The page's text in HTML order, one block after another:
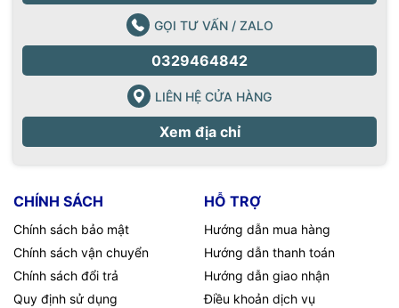
GỌI TƯ VẤN / ZALO
0329464842
LIÊN HỆ CỬA HÀNG
Xem địa chỉ
CHÍNH SÁCH
Chính sách bảo mật
Chính sách vận chuyển
Chính sách đổi trả
Quy định sử dụng
HỖ TRỢ
Hướng dẫn mua hàng
Hướng dẫn thanh toán
Hướng dẫn giao nhận
Điều khoản dịch vụ